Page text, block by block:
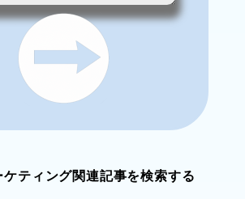
ティング関連記事を検索する